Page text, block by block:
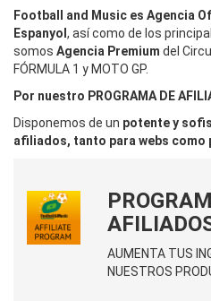
Football and Music es Agencia
Espanyol , así como de los
somos Agencia Premium del
FÓRMULA 1 y MOTO GP.
Por nuestro PROGRAMA DE
Disponemos de un potente y
afiliados, tanto para webs como
AUMENTA TUS
NUESTROS